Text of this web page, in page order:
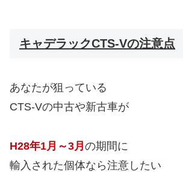
キャデラックCTS-Vの注意点
あなたが狙っている
CTS-Vの中古や新古車が
H28年1月～3月 の期間に
輸入された個体なら注意したい